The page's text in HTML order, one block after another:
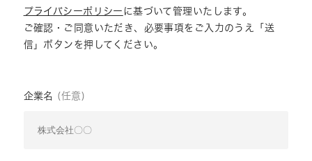
プライバシーポリシー に基づいて管理いたします。
ご確認・ご同意いただき、必要事項をご入力のうえ「送
信」ボタンを押してください。
企業名 (任意)